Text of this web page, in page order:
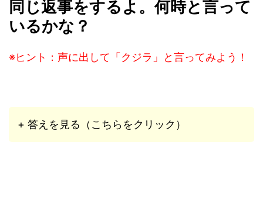
同じ返事をするよ。何時と言って
いるかな？
※ヒント：声に出して「クジラ」と言ってみよう！
+ 答えを見る（こちらをクリック）